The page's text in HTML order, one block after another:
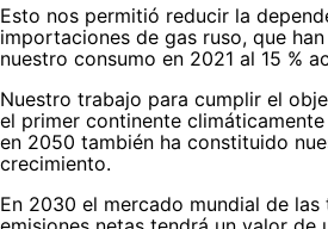
Esto nos permitió reducir la
importaciones de gas ruso, que
nuestro consumo en 2021 al 15 %
Nuestro trabajo para cumplir el
el primer continente
en 2050 también ha constituido
crecimiento.
En 2030 el mercado mundial de